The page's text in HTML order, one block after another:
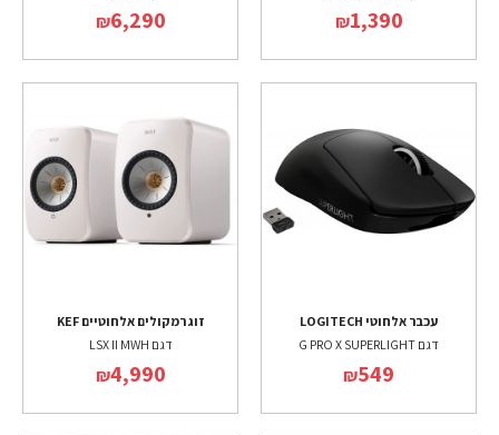
₪1,390
₪6,290
עכבר אלחוטי LOGITECH
דגם G PRO X SUPERLIGHT
₪549
זוג רמקולים אלחוטיים KEF
דגם LSX II MWH
₪4,990